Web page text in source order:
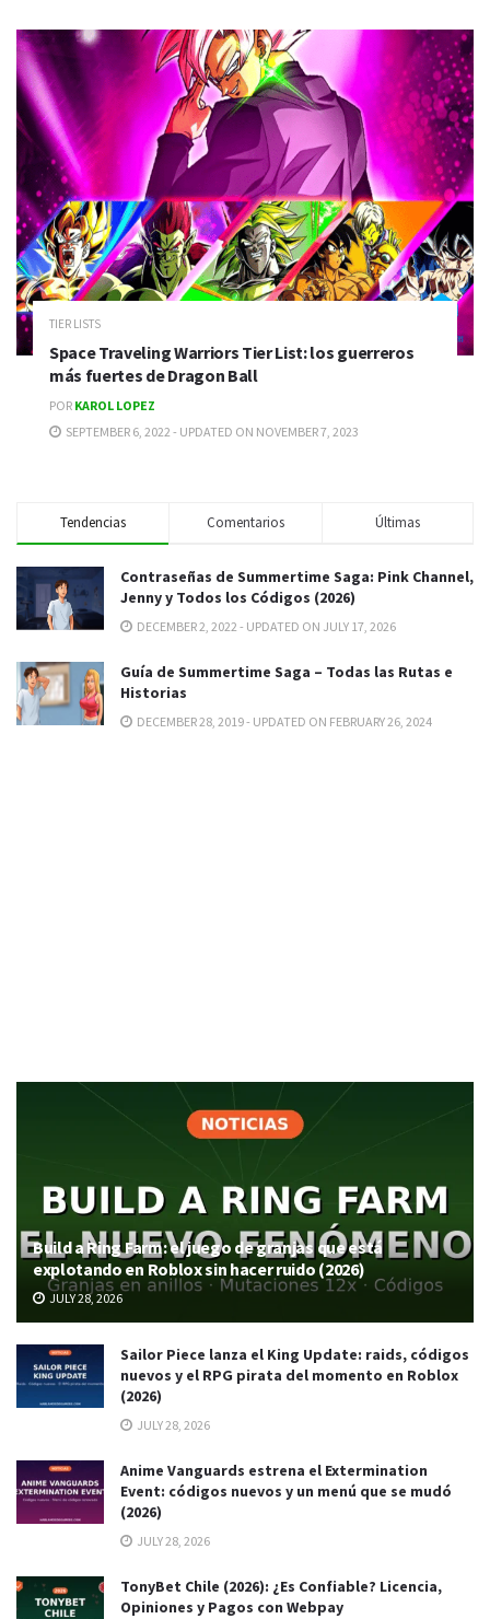
TIER LISTS
Space Traveling Warriors Tier List: los guerreros
más fuertes de Dragon Ball
POR KAROL LOPEZ
SEPTEMBER 6, 2022 - UPDATED ON NOVEMBER 7, 2023
Tendencias Comentarios Últimas
Contraseñas de Summertime Saga: Pink Channel,
Jenny y Todos los Códigos (2026)
DECEMBER 2, 2022 - UPDATED ON JULY 17, 2026
Guía de Summertime Saga – Todas las Rutas e
Historias
DECEMBER 28, 2019 - UPDATED ON FEBRUARY 26, 2024
Build a Ring Farm: el juego de granjas que está
explotando en Roblox sin hacer ruido (2026)
JULY 28, 2026
Sailor Piece lanza el King Update: raids, códigos
nuevos y el RPG pirata del momento en Roblox
(2026)
JULY 28, 2026
Anime Vanguards estrena el Extermination
Event: códigos nuevos y un menú que se mudó
(2026)
JULY 28, 2026
TonyBet Chile (2026): ¿Es Confiable? Licencia,
Opiniones y Pagos con Webpay